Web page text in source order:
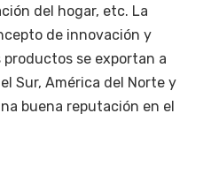
del hogar, etc. La
de innovación y
productos se exportan a
Sur, América del Norte y
buena reputación en el